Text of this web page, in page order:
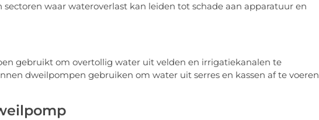
waar wateroverlast kan leiden tot schade aan apparatuur en
gebruikt om overtollig water uit velden en irrigatiekanalen te
dweilpompen gebruiken om water uit serres en kassen af te voeren